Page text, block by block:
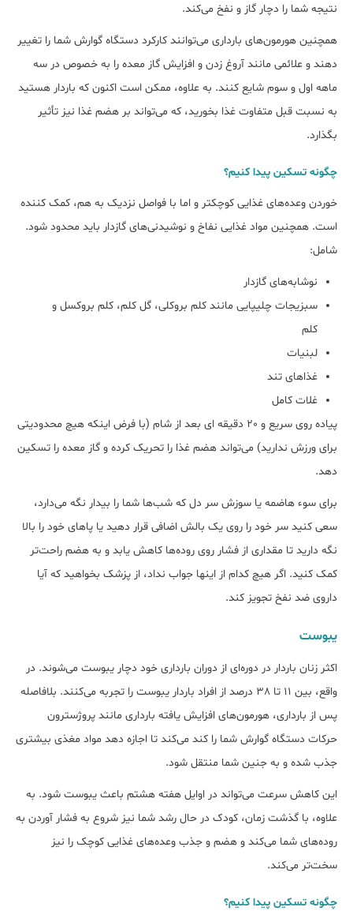
نتیجه شما را دچار گاز و نفخ می‌کند.
همچنین هورمون‌های بارداری می‌توانند کارکرد دستگاه گوارش شما را تغییر
دهند و علائمی مانند آروغ زدن و افزایش گاز معده را به خصوص در سه
ماهه اول و سوم شایع کنند. به علاوه، ممکن است اکنون که باردار هستید
به نسبت قبل متفاوت غذا بخورید، که می‌تواند بر هضم غذا نیز تأثیر
بگذارد.
چگونه تسکین پیدا کنیم؟
خوردن وعده‌های غذایی کوچکتر و اما با فواصل نزدیک به هم، کمک کننده
است. همچنین مواد غذایی نفاخ و نوشیدنی‌های گازدار باید محدود شود.
شامل:
نوشابه‌های گازدار
سبزیجات چلیپایی مانند کلم بروکلی، گل کلم، کلم بروکسل و
کلم
لبنیات
غذاهای تند
غلات کامل
پیاده روی سریع و 20 دقیقه ای بعد از شام (با فرض اینکه هیچ محدودیتی
برای ورزش ندارید) می‌تواند هضم غذا را تحریک کرده و گاز معده را تسکین
دهد.
برای سوء هاضمه یا سوزش سر دل که شب‌ها شما را بیدار نگه می‌دارد،
سعی کنید سر خود را روی یک بالش اضافی قرار دهید یا پاهای خود را بالا
نگه دارید تا مقداری از فشار روی روده‌ها کاهش یابد و به هضم راحت‌تر
کمک کنید. اگر هیچ کدام از اینها جواب نداد، از پزشک بخواهید که آیا
داروی ضد نفخ تجویز کند.
یبوست
اکثر زنان باردار در دوره‌ای از دوران بارداری خود دچار یبوست می‌شوند. در
واقع، بین 11 تا 38 درصد از افراد باردار یبوست را تجربه می‌کنند. بلافاصله
پس از بارداری، هورمون‌های افزایش یافته بارداری مانند پروژسترون
حرکات دستگاه گوارش شما را کند می‌کند تا اجازه دهد مواد مغذی بیشتری
جذب شده و به جنین شما منتقل شود.
این کاهش سرعت می‌تواند در اوایل هفته هشتم باعث یبوست شود. به
علاوه، با گذشت زمان، کودک در حال رشد شما نیز شروع به فشار آوردن به
روده‌های شما می‌کند و هضم و جذب وعده‌های غذایی کوچک را نیز
سخت‌تر می‌کند.
چگونه تسکین پیدا کنیم؟